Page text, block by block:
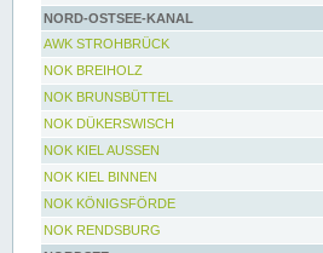
NORD-OSTSEE-KANAL
AWK STROHBRÜCK
NOK BREIHOLZ
NOK BRUNSBÜTTEL
NOK DÜKERSWISCH
NOK KIEL AUSSEN
NOK KIEL BINNEN
NOK KÖNIGSFÖRDE
NOK RENDSBURG